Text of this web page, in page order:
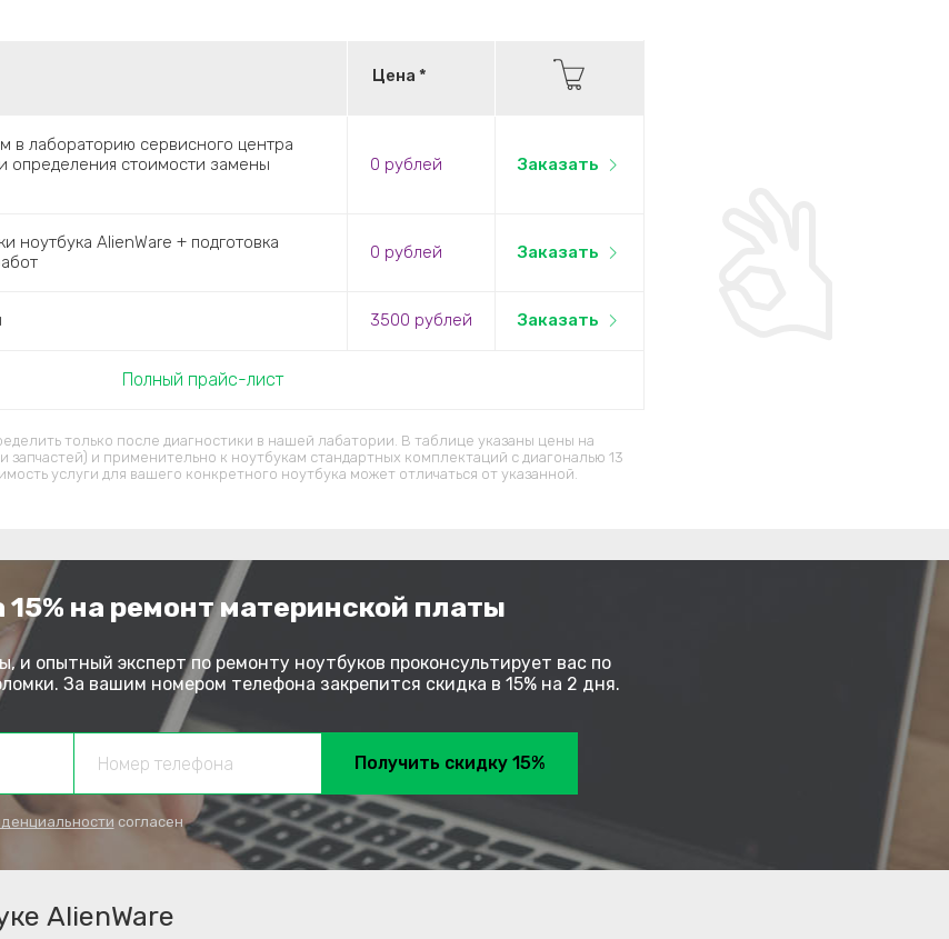
Цена *
в лабораторию сервисного центра
определения стоимости замены
0 рублей Заказать
ноутбука AlienWare + подготовка
0 рублей Заказать
3500 рублей Заказать
Полный прайс-лист
только после диагностики в нашей лабатории. В таблице указаны цены на
и применительно к ноутбукам стандартных комплектаций c диагональю 13
услуги для вашего конкретного ноутбука может отличаться от указанной.
15% на ремонт материнской платы
и опытный эксперт по ремонту ноутбуков проконсультирует вас по
За вашим номером телефона закрепится скидка в 15% на 2 дня.
Получить скидку 15%
согласен
AlienWare